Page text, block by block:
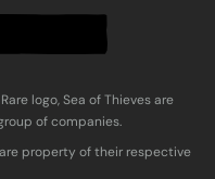
logo, Sea of Thieves are
of companies.
property of their respective